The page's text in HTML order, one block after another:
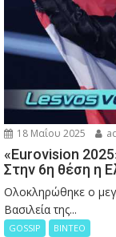
18 Μαΐου 2025
«Eurovision
Στην 6η θέση η
Ολοκληρώθηκε ο
Βασιλεία της...
GOSSIP ΒΙΝΤΕΟ